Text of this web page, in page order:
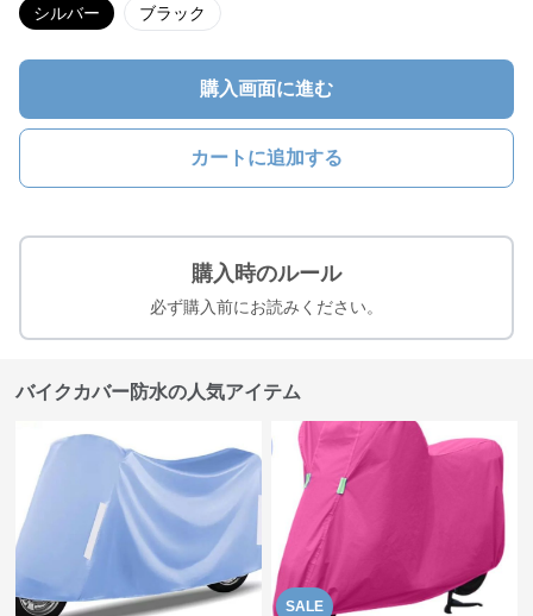
シルバー ブラック
購入画面に進む
カートに追加する
購入時のルール
必ず購入前にお読みください。
バイクカバー防水の人気アイテム
SALE